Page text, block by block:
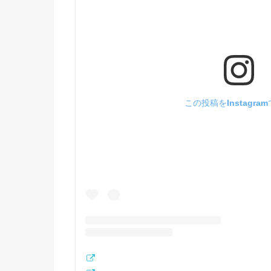
この投稿をInstagram